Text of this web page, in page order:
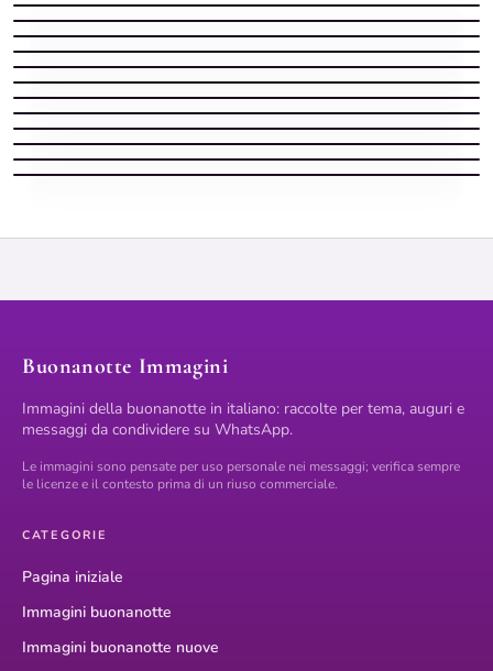
Buonanotte serena
Buonanotte Autunno leggera
Buonanotte Autunno con sera stellata
Buonanotte Autunno con sera tranquilla
Buonanotte Autunno sognatrice
Buonanotte autunnale serena
Buonanotte Autunno serena
Buonanotte autunnale con pioggia e luce del lampione
Buonanotte Autunno vellutata
Buonanotte autunnale soffusa
Buonanotte Immagini
Immagini della buonanotte in italiano: raccolte per tema, auguri e
messaggi da condividere su WhatsApp.
Le immagini sono pensate per uso personale nei messaggi; verifica sempre
le licenze e il contesto prima di un riuso commerciale.
CATEGORIE
Pagina iniziale
Immagini buonanotte
Immagini buonanotte nuove